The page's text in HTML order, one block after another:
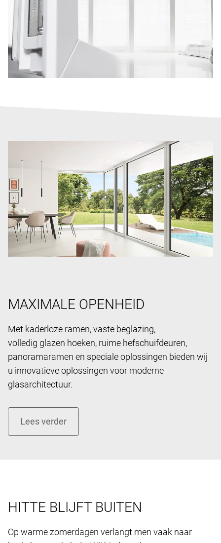
MAXIMALE OPENHEID
Met kaderloze ramen, vaste beglazing,
volledig glazen hoeken, ruime hefschuifdeuren,
panoramaramen en speciale oplossingen bieden wij
u innovatieve oplossingen voor moderne
glasarchitectuur.
HITTE BLIJFT BUITEN
Op warme zomerdagen verlangt men vaak naar